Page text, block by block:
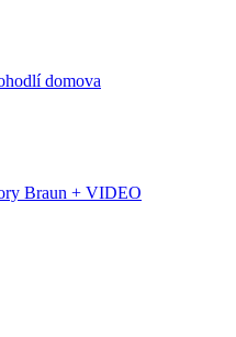
domova
Braun + VIDEO